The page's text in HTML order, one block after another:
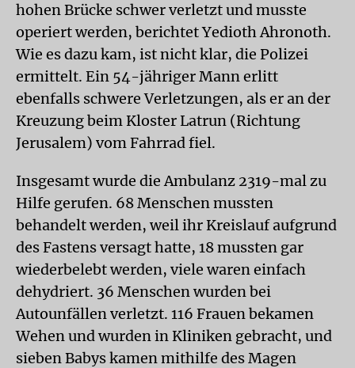
hohen Brücke schwer verletzt und musste
operiert werden, berichtet Yedioth Ahronoth.
Wie es dazu kam, ist nicht klar, die Polizei
ermittelt. Ein 54-jähriger Mann erlitt
ebenfalls schwere Verletzungen, als er an der
Kreuzung beim Kloster Latrun (Richtung
Jerusalem) vom Fahrrad fiel.
Insgesamt wurde die Ambulanz 2319-mal zu
Hilfe gerufen. 68 Menschen mussten
behandelt werden, weil ihr Kreislauf aufgrund
des Fastens versagt hatte, 18 mussten gar
wiederbelebt werden, viele waren einfach
dehydriert. 36 Menschen wurden bei
Autounfällen verletzt. 116 Frauen bekamen
Wehen und wurden in Kliniken gebracht, und
sieben Babys kamen mithilfe des Magen